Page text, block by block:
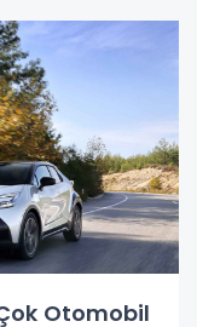
Otomobil